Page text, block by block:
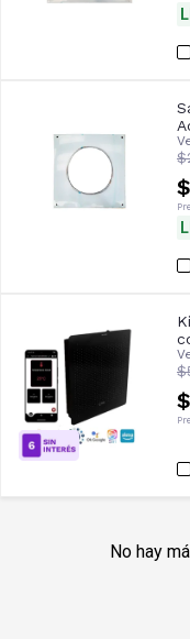
a
No hay